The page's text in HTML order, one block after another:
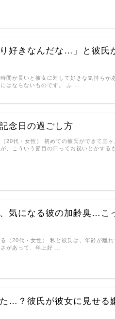
好きなんだな…」と彼氏
間が長いと彼女に対して好きな気持ちが
はならないものです。 ふ …
念日の過ごし方
20代・女性） 初めての彼氏ができて三ヶ
、こういう節目の日ってお祝いとかする
気になる彼の加齢臭…こ
（20代・女性） 私と彼氏は、年齢が離れ
があって、年上好 …
…？彼氏が彼女に見せる